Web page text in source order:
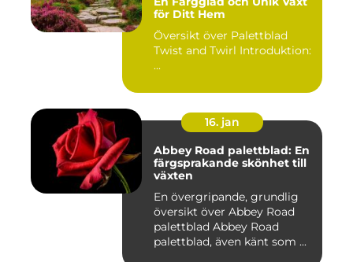
för Ditt Hem
Översikt över Palettblad
Twist and Twirl Introduktion:
...
16. jan
Abbey Road palettblad: En
färgsprakande skönhet till
växten
En övergripande, grundlig
översikt över Abbey Road
palettblad Abbey Road
palettblad, även känt som ...